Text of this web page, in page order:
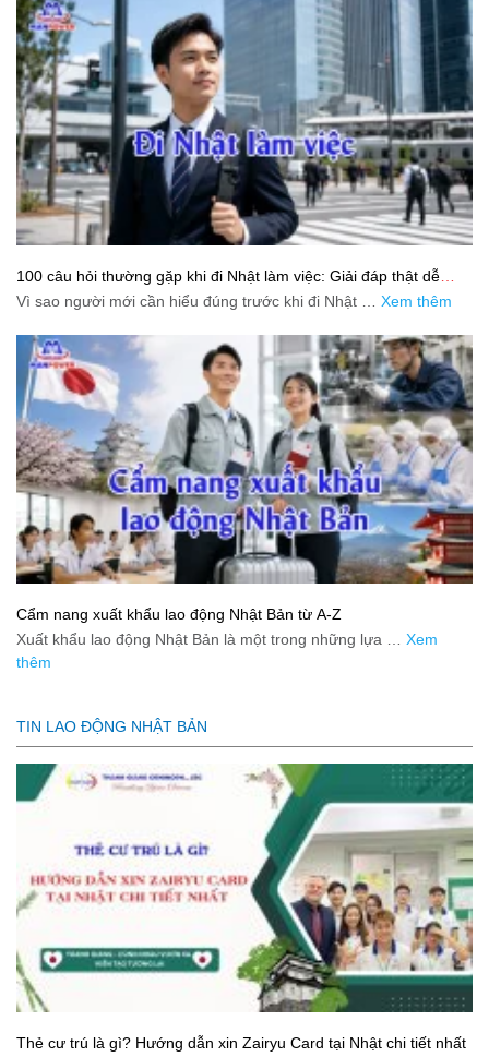
100 câu hỏi thường gặp khi đi Nhật làm việc: Giải đáp thật dễ
hiểu cho người mới bắt đầu
Vì sao người mới cần hiểu đúng trước khi đi Nhật … Xem thêm
Cẩm nang xuất khẩu lao động Nhật Bản từ A-Z
Xuất khẩu lao động Nhật Bản là một trong những lựa … Xem
thêm
TIN LAO ĐỘNG NHẬT BẢN
Thẻ cư trú là gì? Hướng dẫn xin Zairyu Card tại Nhật chi tiết nhất